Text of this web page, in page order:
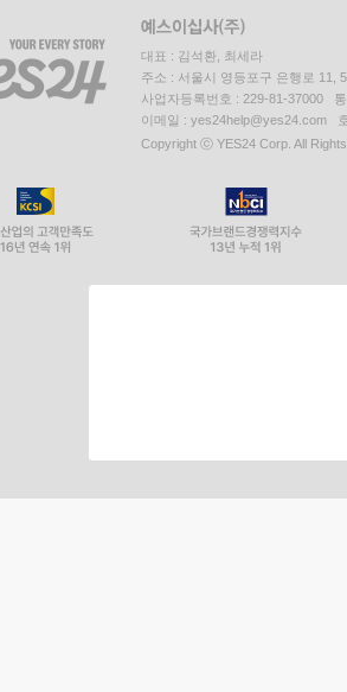
대표 : 김석환, 최세라
주소 : 서울시 영등포구 은행로 11,
사업자등록번호 : 229-81-37000
이메일 : yes24help@yes24.com
Copyright ⓒ YES24 Corp. All